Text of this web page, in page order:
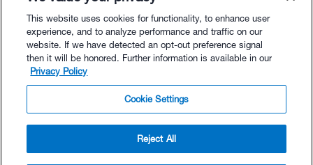
$129.00 - Buy Now
© TrainingPeaks, LLC
This website uses cookies for functionality, to enhance user
experience, and to analyze performance and traffic on our
website. If we have detected an opt-out preference signal
then it will be honored. Further information is available in our
Privacy Policy
Cookie Settings
Reject All